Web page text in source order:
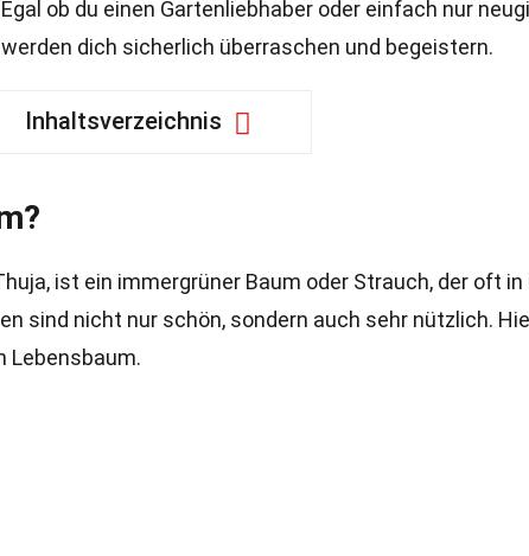
Egal ob du einen Gartenliebhaber oder einfach nur
dich sicherlich überraschen und begeistern.
Inhaltsverzeichnis
ist ein immergrüner Baum oder Strauch, der oft in
sind nicht nur schön, sondern auch sehr nützlich.
Lebensbaum.